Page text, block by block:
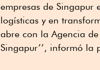
empresas de Singapur
logísticas y en
abre con la Agencia
Singapur’’, informó la